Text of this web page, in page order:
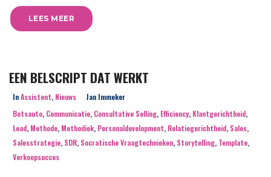
LEES MEER
EEN BELSCRIPT DAT WERKT
InAssistent, Nieuws
Jan Immeker
Botsauto, Communicatie, Consultative Selling, Efficiency, Klantgerichtheid,
Lead, Methode, Methodiek, Personaldevelopment, Relatiegerichtheid, Sales,
Salesstrategie, SDR, Socratische Vraagtechnieken, Storytelling, Template,
Verkoopsucces